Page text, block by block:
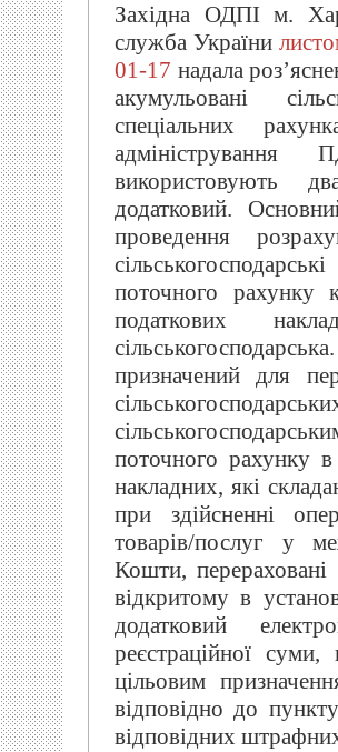
Західна ОДПІ м.
служба України
01-17 надала
акумульовані
спеціальних
адміністрування
використовують
додатковий.
проведення
поточного рахунку
податкових
призначений для
поточного рахунку в
накладних, які
при здійсненні
товарів/послуг у
Кошти, перераховані
відкритому в
додатковий
реєстраційної
цільовим
відповідно до
відповідних